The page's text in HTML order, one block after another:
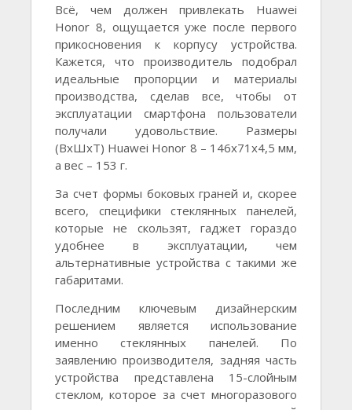
Всё, чем должен привлекать Huawei
Honor 8, ощущается уже после первого
прикосновения к корпусу устройства.
Кажется, что производитель подобрал
идеальные пропорции и материалы
производства, сделав все, чтобы от
эксплуатации смартфона пользователи
получали удовольствие. Размеры
(ВxШxТ) Huawei Honor 8 – 146x71x4,5 мм,
а вес – 153 г.
За счет формы боковых граней и, скорее
всего, специфики стеклянных панелей,
которые не скользят, гаджет гораздо
удобнее в эксплуатации, чем
альтернативные устройства с такими же
габаритами.
Последним ключевым дизайнерским
решением является использование
именно стеклянных панелей. По
заявлению производителя, задняя часть
устройства представлена 15-слойным
стеклом, которое за счет многоразового